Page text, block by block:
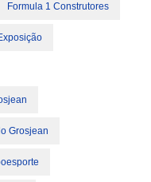
Formula 1 Construtores
Grosjean